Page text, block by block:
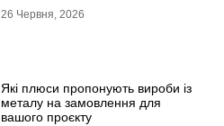
26 Червня, 2026
Які плюси пропонують вироби із
металу на замовлення для
вашого проєкту